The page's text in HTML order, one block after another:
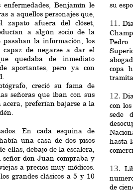
Benjamín le
a aquellos personajes que,
zapato afuera del clóset,
a algún socio de la
la información, los
de negarse a dar el
quedaba de inmediato
aportantes, pero ya con
creció su fama de
señoras que iban con sus
preferían bajarse a la
En cada esquina de
una casa de dos pisos
ellas, debajo de la escalera,
don Juan compraba y
a precios muy módicos.
grandes clásicos a 5 y 10
su
11.
copa
12.
con
sede
hasta
13.
de